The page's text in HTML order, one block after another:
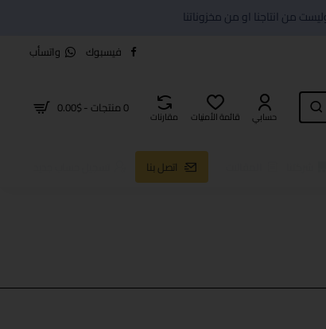
فيسبوك واتسأب
حسابي قائمة الأمنيات مقارنات 0 منتجات - $0.00
اتصل بنا